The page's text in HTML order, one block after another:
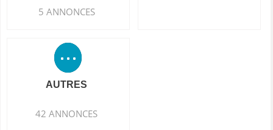
5 ANNONCES
AUTRES
42 ANNONCES